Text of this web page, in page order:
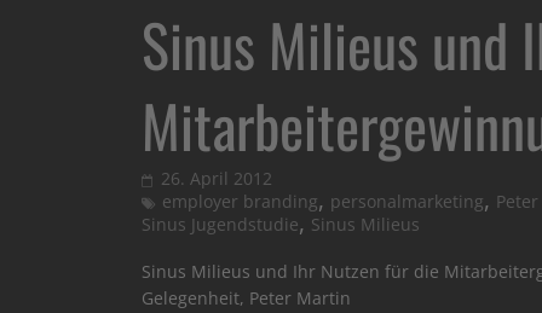
Sinus Milieus und
26. April 2012
employer branding, personalmarketing,
Sinus Jugendstudie, Sinus Milieus
Sinus Milieus und Ihr Nutzen für die
Gelegenheit, Peter Martin